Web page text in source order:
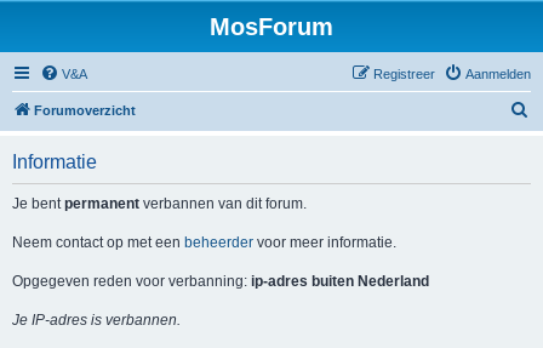
MosForum
V&A Aanmelden
Registreer
Forumoverzicht
Informatie
Je bentpermanent verbannen van dit forum.
Neem contact op met een beheerder voor meer informatie.
Opgegeven reden voor verbanning: ip-adres buiten Nederland
Je IP-adres is verbannen.